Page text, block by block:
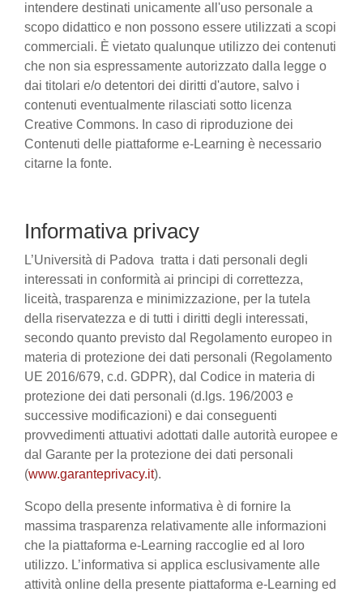
intendere destinati unicamente all'uso personale a
scopo didattico e non possono essere utilizzati a scopi
commerciali. È vietato qualunque utilizzo dei contenuti
che non sia espressamente autorizzato dalla legge o
dai titolari e/o detentori dei diritti d'autore, salvo i
contenuti eventualmente rilasciati sotto licenza
Creative Commons. In caso di riproduzione dei
Contenuti delle piattaforme e-Learning è necessario
citarne la fonte.
Informativa privacy
L’Università di Padova tratta i dati personali degli
interessati in conformità ai principi di correttezza,
liceità, trasparenza e minimizzazione, per la tutela
della riservatezza e di tutti i diritti degli interessati,
secondo quanto previsto dal Regolamento europeo in
materia di protezione dei dati personali (Regolamento
UE 2016/679, c.d. GDPR), dal Codice in materia di
protezione dei dati personali (d.lgs. 196/2003 e
successive modificazioni) e dai conseguenti
provvedimenti attuativi adottati dalle autorità europee e
dal Garante per la protezione dei dati personali
(www.garanteprivacy.it).
Scopo della presente informativa è di fornire la
massima trasparenza relativamente alle informazioni
che la piattaforma e-Learning raccoglie ed al loro
utilizzo. L’informativa si applica esclusivamente alle
attività online della presente piattaforma e-Learning ed